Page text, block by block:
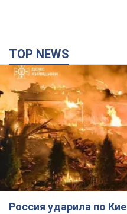
TOP NEWS
Россия ударила по